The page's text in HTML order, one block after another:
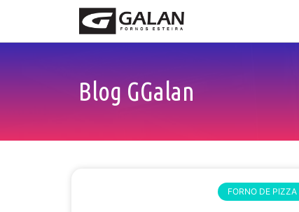
Blog GGalan
FORNO DE PIZZA